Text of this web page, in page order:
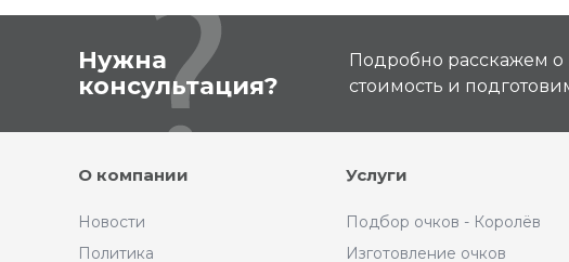
Нужна
консультация?
Подробно расскажем о
стоимость и
О компании
Новости
Политика
Услуги
Подбор очков - Королёв
Изготовление очков